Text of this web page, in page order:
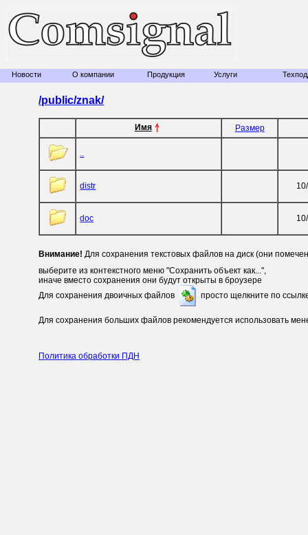
Новости О компании Продукция Услуги
/public/znak/
Имя Размер
..
distr
doc
Внимание! Для сохранения текстовых файлов на диск (они
выберите из контекстного меню "Сохранить объект как...",
иначе вместо сохранения они будут открыты в броузере
Для сохранения двоичных файлов
просто щелкните по
Для сохранения больших файлов рекомендуется использовать
Политика обработки ПДН